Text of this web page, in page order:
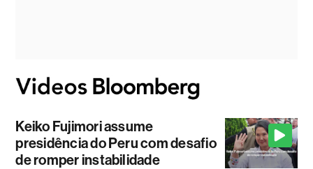
Keiko Fujimori assume
presidência do Peru com desafio
de romper instabilidade